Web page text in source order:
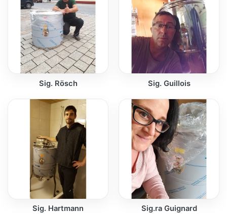
Sig. Rösch Sig. Guillois
Sig. Hartmann Sig.ra Guignard